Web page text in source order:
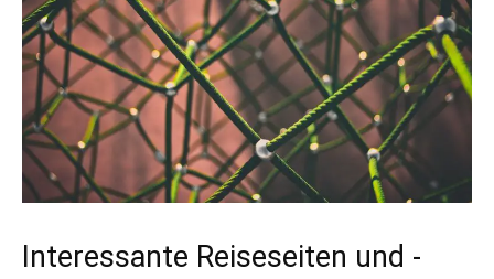
Interessante Reiseseiten und -